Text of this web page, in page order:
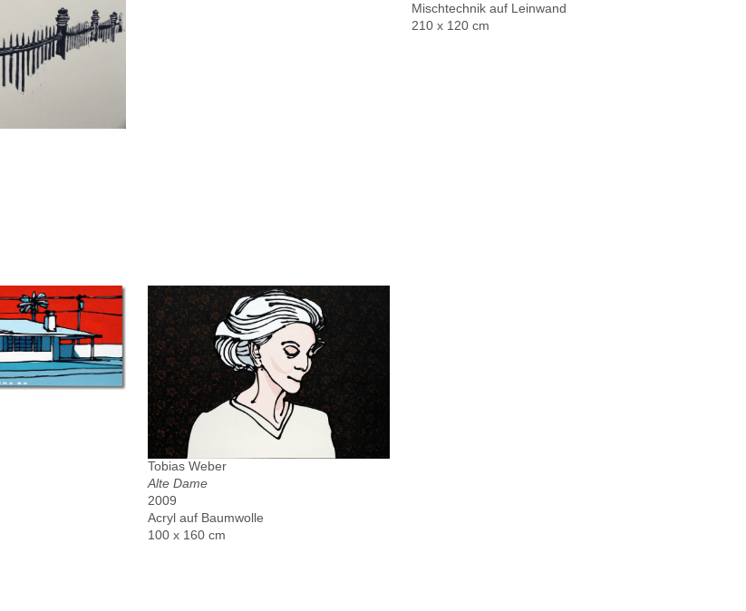
Mischtechnik auf Leinwand
210 x 120 cm
Tobias Weber
Alte Dame
2009
Acryl auf Baumwolle
100 x 160 cm